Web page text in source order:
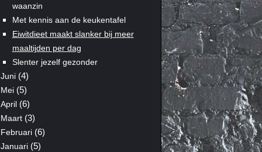
waanzin
Met kennis aan de keukentafel
Eiwitdieet maakt slanker bij meer
maaltijden per dag
Slenter jezelf gezonder
Juni(4)
Mei(5)
April(6)
Maart(3)
Februari(6)
Januari(5)